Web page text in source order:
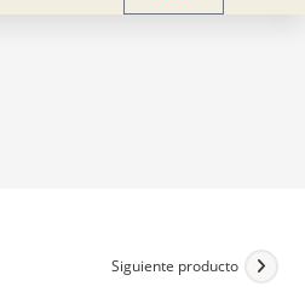
ContactoSiguiente producto